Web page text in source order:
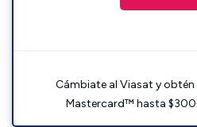
Cámbiate al Viasat y
Mastercard™ hasta